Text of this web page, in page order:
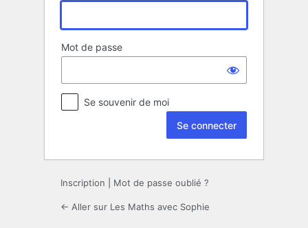
Mot de passe
Se souvenir de moi
Inscription Mot de passe oublié ?
← Aller sur Les Maths avec Sophie